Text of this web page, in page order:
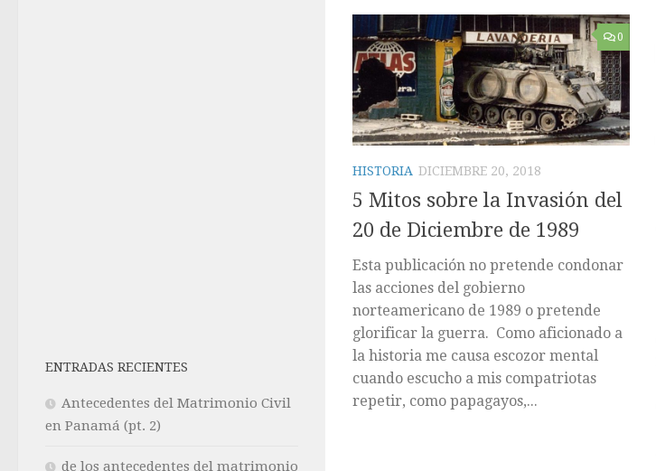
0
HISTORIA DICIEMBRE 20, 2018
5 Mitos sobre la Invasión del
20 de Diciembre de 1989
Esta publicación no pretende condonar
las acciones del gobierno
norteamericano de 1989 o pretende
glorificar la guerra. Como aficionado a
la historia me causa escozor mental
cuando escucho a mis compatriotas
repetir, como papagayos,...
ENTRADAS RECIENTES
Antecedentes del Matrimonio Civil
en Panamá (pt. 2)
de los antecedentes del matrimonio